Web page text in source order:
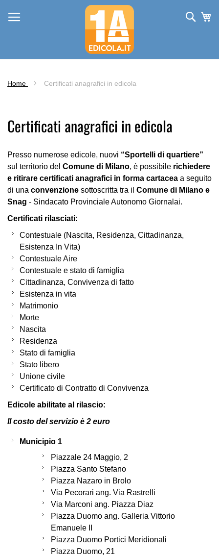
al
contenuto
Cerca
Home Certificati anagrafici in edicola
Certificati anagrafici in edicola
Presso numerose edicole, nuovi “Sportelli di quartiere”
sul territorio del Comune di Milano, è possibile richiedere
e ritirare certificati anagrafici in forma cartacea a seguito
di una convenzione sottoscritta tra il Comune di Milano e
Snag - Sindacato Provinciale Autonomo Giornalai.
Certificati rilasciati:
Contestuale (Nascita, Residenza, Cittadinanza,
Esistenza In Vita)
Contestuale Aire
Contestuale e stato di famiglia
Cittadinanza, Convivenza di fatto
Esistenza in vita
Matrimonio
Morte
Nascita
Residenza
Stato di famiglia
Stato libero
Unione civile
Certificato di Contratto di Convivenza
Edicole abilitate al rilascio:
Il costo del servizio è 2 euro
Municipio 1
Piazzale 24 Maggio, 2
Piazza Santo Stefano
Piazza Nazaro in Brolo
Via Pecorari ang. Via Rastrelli
Via Marconi ang. Piazza Diaz
Piazza Duomo ang. Galleria Vittorio
Emanuele II
Piazza Duomo Portici Meridionali
Piazza Duomo, 21